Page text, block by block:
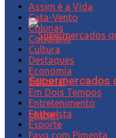
Supermercados
clube!
Assim é a Vida
Cata-Vento
Colunas
Cotidiano
Cultura
Destaques
Economia
Editorial
Em Dois Tempos
Entretenimento
Entrevista
Esporte
Favo com Pimenta